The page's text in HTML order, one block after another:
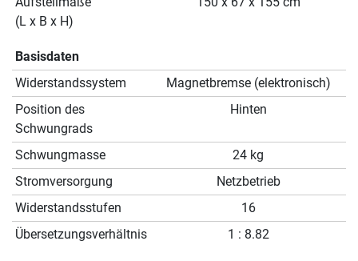
(L x B x H)
Basisdaten
Widerstandssystem
Magnetbremse (elektronisch)
Position des
Schwungrads
Hinten
Schwungmasse
24 kg
Stromversorgung
Netzbetrieb
Widerstandsstufen
16
Übersetzungsverhältnis
1 : 8.82